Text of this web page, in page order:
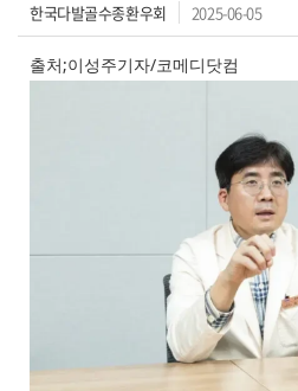
한국다발골수종환우회 2025-06-05
출처;이성주기자/코메디닷컴